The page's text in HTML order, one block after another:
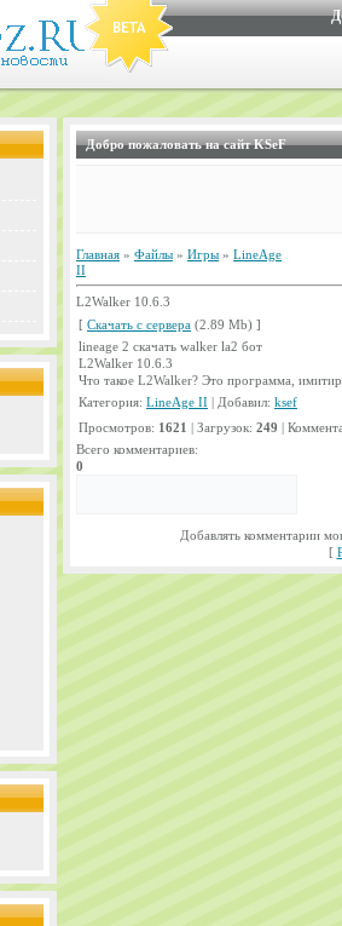
Добро пожаловать на сайт KSeF
Главная » Файлы » Игры » LineAge
II
L2Walker 10.6.3
[ Скачать с сервера (2.89 Mb) ]
lineage 2 скачать walker la2 бот
L2Walker 10.6.3
Что такое L2Walker? Это программа,
Категория: LineAge II | Добавил: ksef
Просмотров: 1621 | Загрузок: 249 |
Всего комментариев:
0
Добавлять комментарии
[